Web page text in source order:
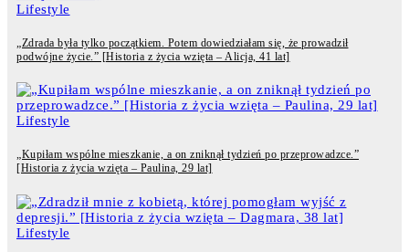
Lifestyle
„Zdrada była tylko początkiem. Potem dowiedziałam się, że prowadził
podwójne życie.” [Historia z życia wzięta – Alicja, 41 lat]
Lifestyle
„Kupiłam wspólne mieszkanie, a on zniknął tydzień po przeprowadzce.”
[Historia z życia wzięta – Paulina, 29 lat]
Lifestyle